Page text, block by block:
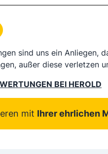
sind uns ein Anliegen,
außer diese verletzen
BEI HEROLD
mit Ihrer ehrlichen